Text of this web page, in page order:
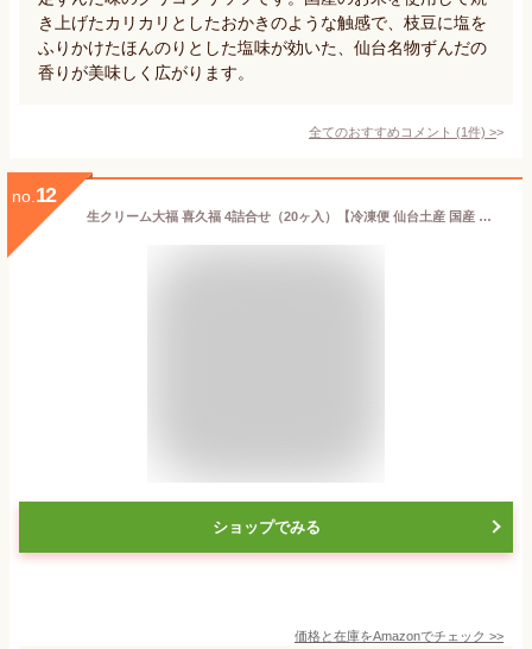
き上げたカリカリとしたおかきのような触感で、枝豆に塩を
ふりかけたほんのりとした塩味が効いた、仙台名物ずんだの
香りが美味しく広がります。
全てのおすすめコメント (1件) >
no. 12
生クリーム大福 喜久福 4詰合せ（20ヶ入）【冷凍便 仙台土産 国産 スイーツ お取り寄せグルメ 個包装 和菓子 ギフト プレゼント 贈答 手土産 詰め合わせ】
ショップでみる
価格と在庫をAmazonでチェック >>